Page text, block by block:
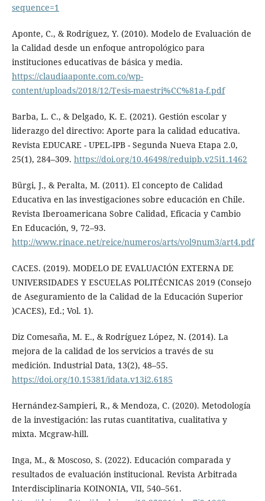
sequence=1
Aponte, C., & Rodríguez, Y. (2010). Modelo de Evaluación de
la Calidad desde un enfoque antropológico para
instituciones educativas de básica y media.
https://claudiaaponte.com.co/wp-
content/uploads/2018/12/Tesis-maestri%CC%81a-f.pdf
Barba, L. C., & Delgado, K. E. (2021). Gestión escolar y
liderazgo del directivo: Aporte para la calidad educativa.
Revista EDUCARE - UPEL-IPB - Segunda Nueva Etapa 2.0,
25(1), 284–309. https://doi.org/10.46498/reduipb.v25i1.1462
Bürgi, J., & Peralta, M. (2011). El concepto de Calidad
Educativa en las investigaciones sobre educación en Chile.
Revista Iberoamericana Sobre Calidad, Eficacia y Cambio
En Educación, 9, 72–93.
http://www.rinace.net/reice/numeros/arts/vol9num3/art4.pdf
CACES. (2019). MODELO DE EVALUACIÓN EXTERNA DE
UNIVERSIDADES Y ESCUELAS POLITÉCNICAS 2019 (Consejo
de Aseguramiento de la Calidad de la Educación Superior
)CACES), Ed.; Vol. 1).
Diz Comesaña, M. E., & Rodríguez López, N. (2014). La
mejora de la calidad de los servicios a través de su
medición. Industrial Data, 13(2), 48–55.
https://doi.org/10.15381/idata.v13i2.6185
Hernández-Sampieri, R., & Mendoza, C. (2020). Metodología
de la investigación: las rutas cuantitativa, cualitativa y
mixta. Mcgraw-hill.
Inga, M., & Moscoso, S. (2022). Educación comparada y
resultados de evaluación institucional. Revista Arbitrada
Interdisciplinaria KOINONIA, VII, 540–561.